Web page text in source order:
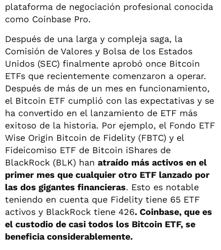
plataforma de negociación profesional conocida
como Coinbase Pro.
Después de una larga y compleja saga, la
Comisión de Valores y Bolsa de los Estados
Unidos (SEC) finalmente aprobó once Bitcoin
ETFs que recientemente comenzaron a operar.
Después de más de un mes en funcionamiento,
el Bitcoin ETF cumplió con las expectativas y se
ha convertido en el lanzamiento de ETF más
exitoso de la historia. Por ejemplo, el Fondo ETF
Wise Origin Bitcoin de Fidelity (FBTC) y el
Fideicomiso ETF de Bitcoin iShares de
BlackRock (BLK) han atraído más activos en el
primer mes que cualquier otro ETF lanzado por
las dos gigantes financieras. Esto es notable
teniendo en cuenta que Fidelity tiene 65 ETF
activos y BlackRock tiene 426. Coinbase, que es
el custodio de casi todos los Bitcoin ETF, se
beneficia considerablemente.